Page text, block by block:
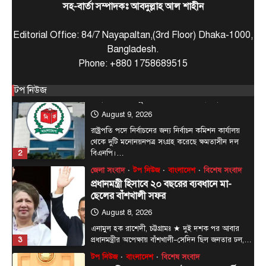
সহ-বার্তা সম্পাদকঃ আবদুল্লাহ আল শাহীন
Editorial Office: 84/7 Nayapaltan,(3rd Floor) Dhaka-1000,
Bangladesh.
Phone: +880 1758689515
টপ নিউজ
টপ নিউজ বাংলাদেশ রাজনীতি
August 9, 2026
রাষ্ট্রপতি পদে নির্বাচনের জন্য নির্বাচন কমিশন কার্যালয়
থেকে দুটি মনোনয়নপত্র সংগ্রহ করেছে ক্ষমতাসীন দল
3
জেলা সংবাদ টপ নিউজ বাংলাদেশ বিশেষ সংবাদ
প্রধানমন্ত্রী হিসাবে ২০ বছরের ব্যবধানে মা-
ছেলের বাঁশখালী সফর
August 8, 2026
এনামুল হক রাশেদী, চট্টগ্রামঃ ★ দুই দশক পর আবার
প্রধানমন্ত্রীর অপেক্ষায় বাঁশখালী—সেদিন ছিল জনতার ঢল,…
টপ নিউজ বাংলাদেশ বিশেষ সংবাদ
প্রধানমন্ত্রীকে বরণে প্রস্তুত চট্টগ্রাম, নেতাকর্মীরা
উজ্জীবিত
August 8, 2026
চট্টগ্রাম, (বাসস) : প্রধানমন্ত্রী হিসেবে দায়িত্ব গ্রহণের পর
প্রথমবার চট্টগ্রাম সফরে আসছেন তারেক রহমান।
আগামী…